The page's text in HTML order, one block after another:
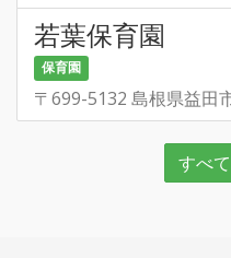
若葉保育園
保育園
〒699-5132 島根県益田
すべ